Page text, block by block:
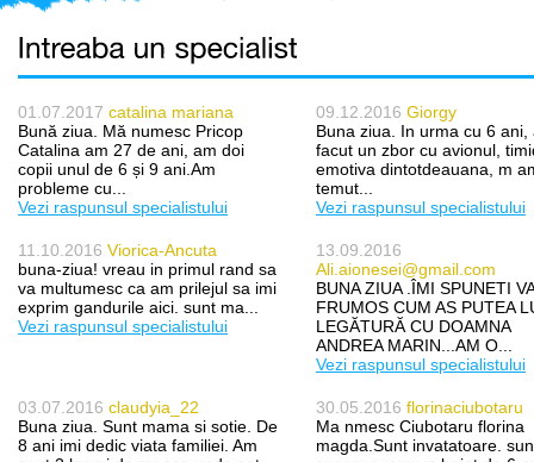
01.07.2017 catalina mariana
Bună ziua. Mă numesc Pricop
Catalina am 27 de ani, am doi
copii unul de 6 și 9 ani.Am
probleme cu...
Vezi raspunsul specialistului
09.12.2016 Giorgy
Buna ziua. In urma cu 6 ani,
facut un zbor cu avionul,
emotiva dintotdeauana, m
temut...
Vezi raspunsul specialistului
11.10.2016 Viorica-Ancuta
buna-ziua! vreau in primul rand sa
va multumesc ca am prilejul sa imi
exprim gandurile aici. sunt ma...
Vezi raspunsul specialistului
13.09.2016
Ali.aionesei@gmail.com
BUNA ZIUA .ÎMI SPUNETI
FRUMOS CUM AS PUTEA
LEGĂTURĂ CU DOAMNA
ANDREA MARIN...AM O...
Vezi raspunsul specialistului
03.07.2016 claudyia_22
Buna ziua. Sunt mama si sotie. De
8 ani imi dedic viata familiei. Am
30.05.2016 florinaciubotaru
Ma nmesc Ciubotaru florina
magda.Sunt invatatoare.